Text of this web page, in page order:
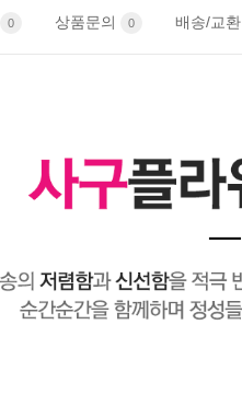
0 상품문의 0 배송/교환